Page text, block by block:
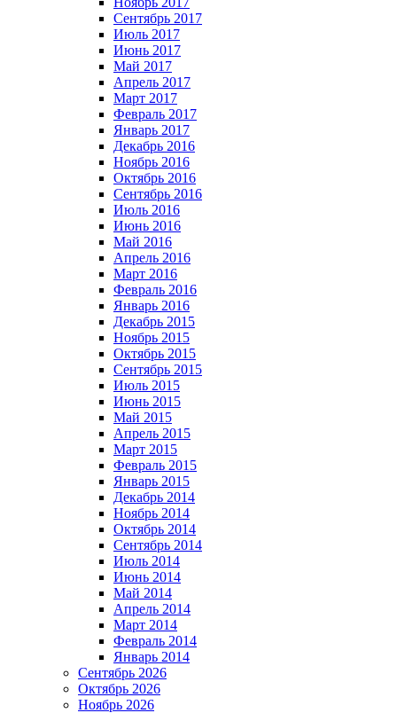
Сентябрь 2017
Июль 2017
Июнь 2017
Май 2017
Апрель 2017
Март 2017
Февраль 2017
Январь 2017
Декабрь 2016
Ноябрь 2016
Октябрь 2016
Сентябрь 2016
Июль 2016
Июнь 2016
Май 2016
Апрель 2016
Март 2016
Февраль 2016
Январь 2016
Декабрь 2015
Ноябрь 2015
Октябрь 2015
Сентябрь 2015
Июль 2015
Июнь 2015
Май 2015
Апрель 2015
Март 2015
Февраль 2015
Январь 2015
Декабрь 2014
Ноябрь 2014
Октябрь 2014
Сентябрь 2014
Июль 2014
Июнь 2014
Май 2014
Апрель 2014
Март 2014
Февраль 2014
Январь 2014
Сентябрь 2026
Октябрь 2026
Ноябрь 2026